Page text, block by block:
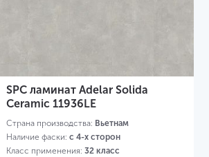
SPC ламинат Adelar Solida
Ceramic 11936LE
Страна производства: Вьетнам
Наличие фаски: с 4-х сторон
Класс применения: 32 класс